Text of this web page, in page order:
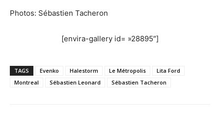
Photos: Sébastien Tacheron
[envira-gallery id= »28895″]
TAGS Evenko Halestorm Le Métropolis
Lita Ford
Montreal
Sébastien Leonard Sébastien Tacheron